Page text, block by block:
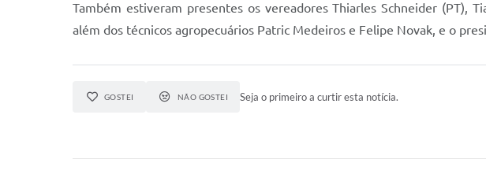
Também estiveram presentes os vereadores Thiarles Schneider (PT),
além dos técnicos agropecuários Patric Medeiros e Felipe Novak, e o
GOSTEI NÃO GOSTEI Seja o primeiro a curtir esta notícia.